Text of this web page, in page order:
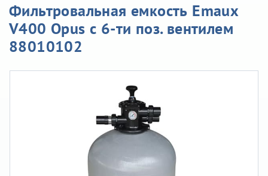
Фильтровальная емкость Emaux
V400 Opus с 6-ти поз. вентилем
88010102